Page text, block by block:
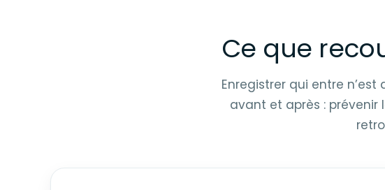
Ce que
Enregistrer qui entre
avant et après : prévenir